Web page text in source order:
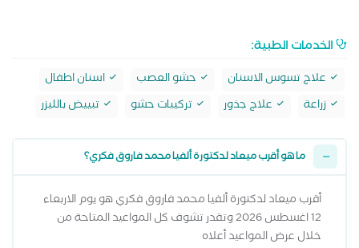
الخدمات الطبية:
علاج تسوس الاسنان حشو العصب
اسنان اطفال
زراعة
علاج جذور تركيبات حشو تبييض بالليزر
ما هو أقرب ميعاد لدكتورة ألفيا محمد فاروق فكري؟
أقرب ميعاد لدكتورة ألفيا محمد فاروق فكري هو يوم الاربعاء
12 اغسطس 2026 وتقدر تشوف كل المواعيد المتاحة من
خلال عرض المواعيد أعلاه